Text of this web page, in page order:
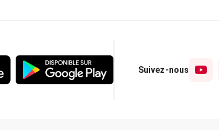
Suivez-nous